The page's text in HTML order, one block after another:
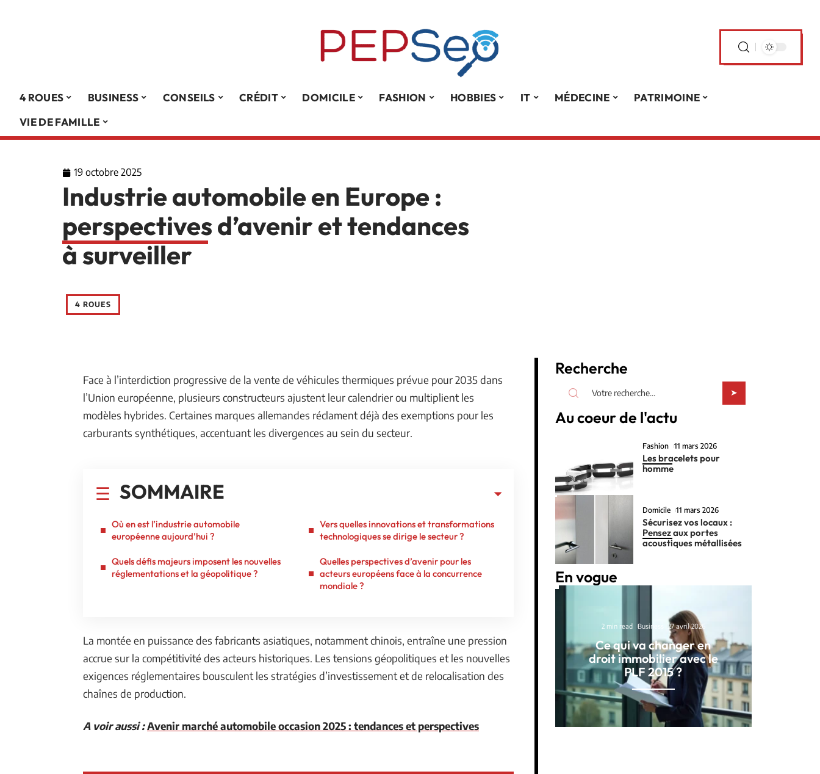
4 ROUES BUSINESS CONSEILS CRÉDIT DOMICILE FASHION HOBBIES IT MÉDECINE
PATRIMOINE
VIE DE FAMILLE
19 octobre 2025
Industrie automobile en Europe :
perspectives d’avenir et tendances
à surveiller
4 ROUES
Face à l’interdiction progressive de la vente de véhicules thermiques prévue pour 2035 dans
l’Union européenne, plusieurs constructeurs ajustent leur calendrier ou multiplient les
modèles hybrides. Certaines marques allemandes réclament déjà des exemptions pour les
carburants synthétiques, accentuant les divergences au sein du secteur.
SOMMAIRE
Où en est l’industrie automobile
européenne aujourd’hui ?
Quels défis majeurs imposent les nouvelles
réglementations et la géopolitique ?
Vers quelles innovations et transformations
technologiques se dirige le secteur ?
Quelles perspectives d’avenir pour les
acteurs européens face à la concurrence
mondiale ?
La montée en puissance des fabricants asiatiques, notamment chinois, entraîne une pression
accrue sur la compétitivité des acteurs historiques. Les tensions géopolitiques et les nouvelles
exigences réglementaires bousculent les stratégies d’investissement et de relocalisation des
chaînes de production.
A voir aussi :Avenir marché automobile occasion 2025 : tendances et perspectives
Recherche
Au coeur de l'actu
Fashion 11 mars 2026
Les bracelets pour
homme
Domicile 11 mars 2026
Sécurisez vos locaux :
Pensez aux portes
acoustiques métallisées
En vogue
2 min read Business 27 avril 2026
Ce qui va changer en
droit immobilier avec le
PLF 2015 ?